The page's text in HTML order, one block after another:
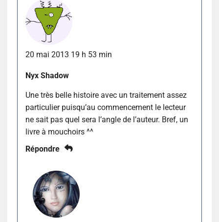
20 mai 2013 19 h 53 min
Nyx Shadow
Une très belle histoire avec un traitement assez
particulier puisqu’au commencement le lecteur
ne sait pas quel sera l’angle de l’auteur. Bref, un
livre à mouchoirs ^^
Répondre